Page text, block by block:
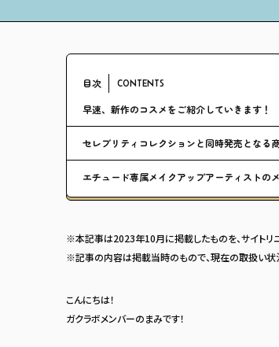
目次 CONTENTS
早速、新作のコスメをご紹介していきます！
セレブリティコレクションと同時発売となる
エチュード専属メイクアップアーティストの
※本記事は2023年10月に掲載したものを、サイトリ
※記事の内容は掲載当時のもので、現在の取扱い状
こんにちは！
ガクラボメンバーのまみです！